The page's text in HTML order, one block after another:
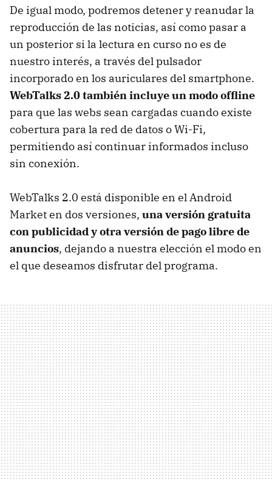
De igual modo, podremos detener y reanudar la
reproducción de las noticias, así como pasar a
un posterior si la lectura en curso no es de
nuestro interés, a través del pulsador
incorporado en los auriculares del smartphone.
WebTalks 2.0 también incluye un modo offline
para que las webs sean cargadas cuando existe
cobertura para la red de datos o Wi-Fi,
permitiendo así continuar informados incluso
sin conexión.
WebTalks 2.0 está disponible en el Android
Market en dos versiones, una versión gratuita
con publicidad y otra versión de pago libre de
anuncios, dejando a nuestra elección el modo en
el que deseamos disfrutar del programa.